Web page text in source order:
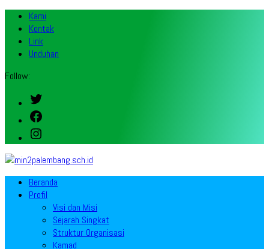
Kami
Kontak
Link
Unduhan
Follow:
Twitter
Facebook
Instagram
Beranda
Profil
Visi dan Misi
Sejarah Singkat
Struktur Organisasi
Kamad